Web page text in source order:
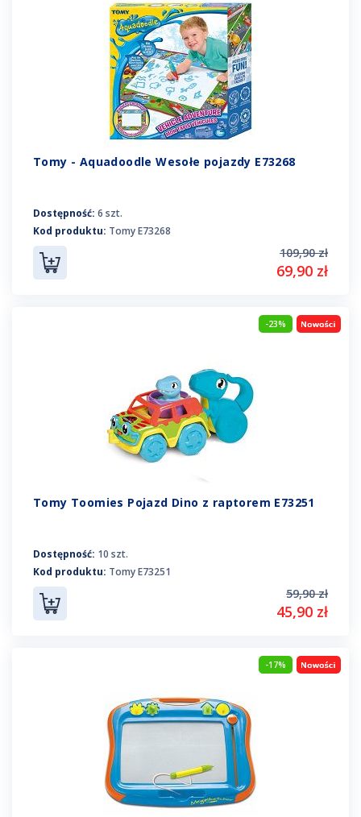
Tomy - Aquadoodle Wesołe pojazdy E73268
Dostępność: 6 szt.
Kod produktu: Tomy E73268
109,90 zł
69,90 zł
-23%
Tomy Toomies Pojazd Dino z raptorem E73251
Dostępność: 10 szt.
Kod produktu: Tomy E73251
59,90 zł
45,90 zł
-17%